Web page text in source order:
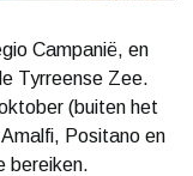
Campanië, en
Tyrreense Zee.
(buiten het
Positano en
bereiken.